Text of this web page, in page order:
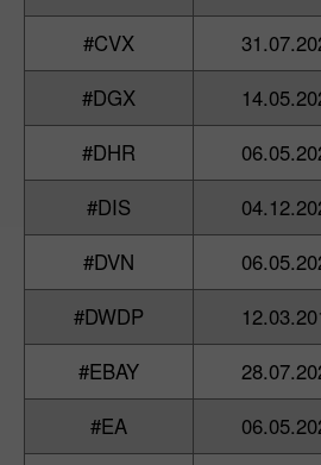
#CVX
#DGX
#DHR
#DIS
#DVN
#DWDP
#EBAY
#EA